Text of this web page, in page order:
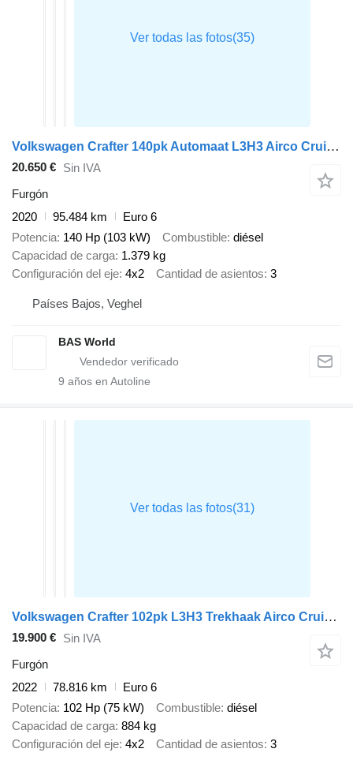
Volkswagen Crafter 140pk Automaat L3H3 Airco Cruise Parkeersensoren v+a Eur
20.650 € Sin IVA
Furgón
2020
95.484 km
Euro 6
Potencia 140 Hp (103 kW) Combustible diésel
Capacidad de carga 1.379 kg
Configuración del eje 4x2 Cantidad de asientos 3
Países Bajos, Veghel
BAS World
9 años en Autoline
Volkswagen Crafter 102pk L3H3 Trekhaak Airco Cruise Parkeersensoren v+a Eur
19.900 € Sin IVA
Furgón
2022
78.816 km
Euro 6
Potencia 102 Hp (75 kW) Combustible diésel
Capacidad de carga 884 kg
Configuración del eje 4x2 Cantidad de asientos 3